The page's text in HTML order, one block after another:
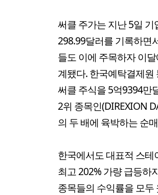
써클 주가는 지난 5일
298.99달러를 기록하면
들도 이에 주목하자 이
계됐다. 한국예탁결제
써클 주식을 5억9394만
2위 종목인(DIREXION
의 두 배에 육박하는 순
한국에서도 대표적 스
최고 202% 가량 급등하
종목들의 수익률을 모